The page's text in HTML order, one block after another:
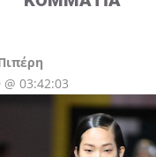
03:42:03